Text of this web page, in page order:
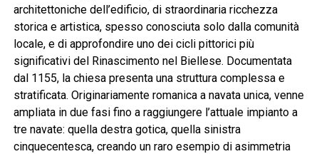
architettoniche dell’edificio, di straordinaria ricchezza
storica e artistica, spesso conosciuta solo dalla comunità
locale, e di approfondire uno dei cicli pittorici più
significativi del Rinascimento nel Biellese. Documentata
dal 1155, la chiesa presenta una struttura complessa e
stratificata. Originariamente romanica a navata unica, venne
ampliata in due fasi fino a raggiungere l’attuale impianto a
tre navate: quella destra gotica, quella sinistra
cinquecentesca, creando un raro esempio di asimmetria